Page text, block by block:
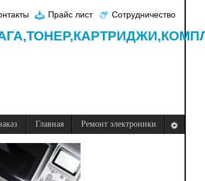
Прайс лист Сотрудничество
ТОНЕР,КАРТРИДЖИ,
Главная Ремонт электроники